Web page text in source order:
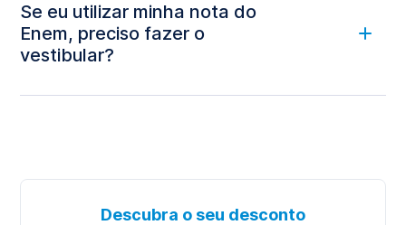
Se eu utilizar minha nota do
Enem, preciso fazer o
vestibular?
Descubra o seu desconto